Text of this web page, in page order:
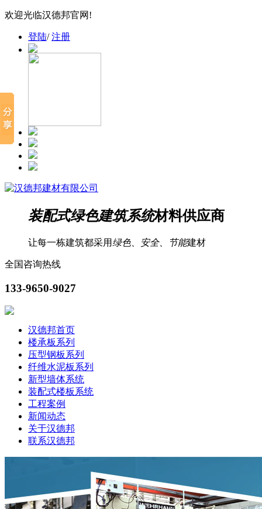
欢迎光临汉德邦官网!
登陆/注册
装配式绿色建筑系统材料供应商
让每一栋建筑都采用 绿色、安全、节能建材
全国咨询热线
133-9650-9027
汉德邦首页
楼承板系列
压型钢板系列
纤维水泥板系列
新型墙体系统
装配式楼板系统
工程案例
新闻动态
关于汉德邦
联系汉德邦